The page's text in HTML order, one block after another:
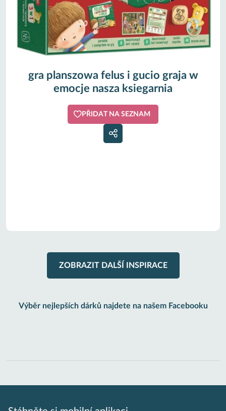
gra planszowa felus i gucio graja w
emocje nasza ksiegarnia
PŘIDAT NA SEZNAM
ZOBRAZIT DALŠÍ INSPIRACE
Výběr nejlepších dárků najdete na našem Facebooku